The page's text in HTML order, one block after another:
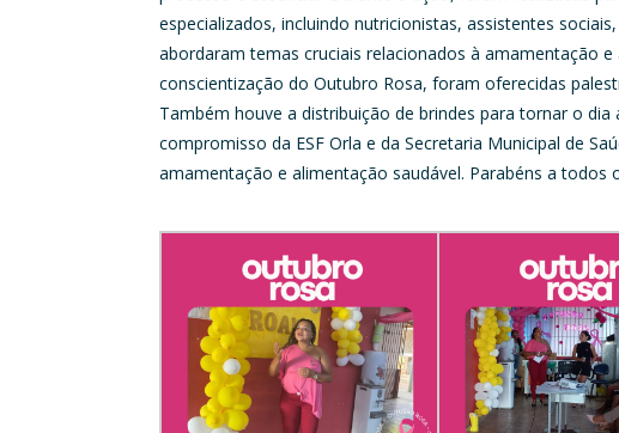
especializados, incluindo nutricionistas, assistentes
abordaram temas cruciais relacionados à amamentação
conscientização do Outubro Rosa, foram oferecidas
Também houve a distribuição de brindes para tornar o
compromisso da ESF Orla e da Secretaria Municipal de
amamentação e alimentação saudável. Parabéns a todos